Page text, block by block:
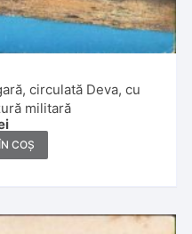
circulată Deva, cu
militară
COȘ